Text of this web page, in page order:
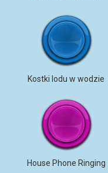
Kostki lodu w wodzie
House Phone Ringing